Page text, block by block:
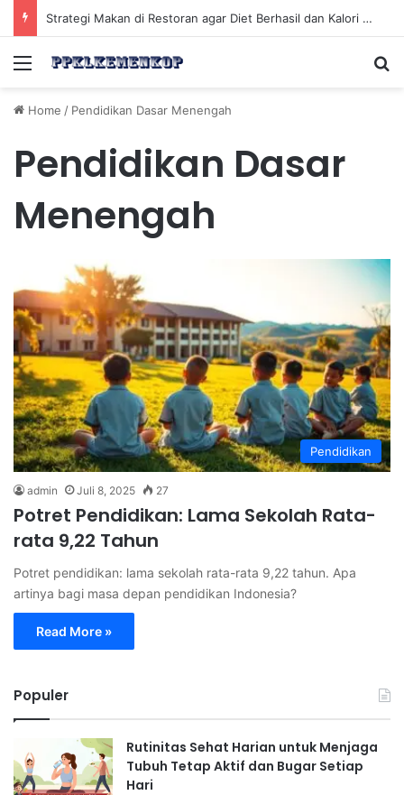
Strategi Makan di Restoran agar Diet Berhasil dan Kalori Tetap Terkontrol
Menu
Home / Pendidikan Dasar Menengah
Pendidikan Dasar
Menengah
Pendidikan
admin Juli 8, 2025 27
Potret Pendidikan: Lama Sekolah Rata-
rata 9,22 Tahun
Potret pendidikan: lama sekolah rata-rata 9,22 tahun. Apa
artinya bagi masa depan pendidikan Indonesia?
Read More »
Populer
Rutinitas Sehat Harian untuk Menjaga
Tubuh Tetap Aktif dan Bugar Setiap
Hari